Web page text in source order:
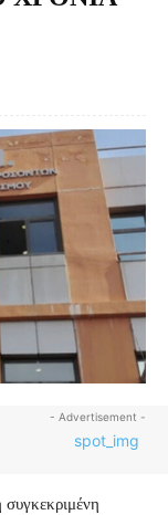
- Advertisement -